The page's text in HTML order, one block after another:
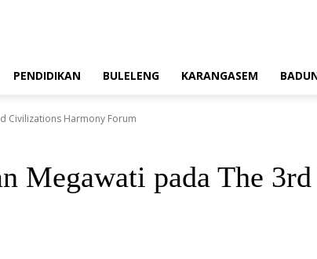
PENDIDIKAN BULELENG KARANGASEM
Civilizations Harmony Forum
Megawati pada The